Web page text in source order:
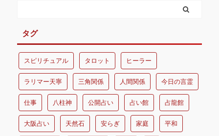
タグ
スピリチュアル タロット ヒーラー
ラリマー天寧 三角関係 人間関係 今日の言霊
仕事 八柱神 公開占い 占い館 占龍館
大阪占い 天然石 安らぎ 家庭 平和